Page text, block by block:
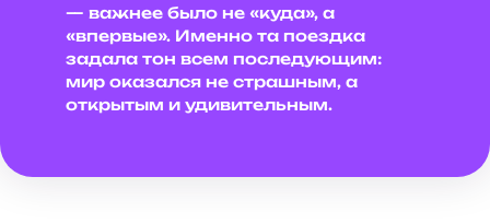
— важнее было не «куда», а
«впервые». Именно та поездка
задала тон всем последующим:
мир оказался не страшным, а
открытым и удивительным.